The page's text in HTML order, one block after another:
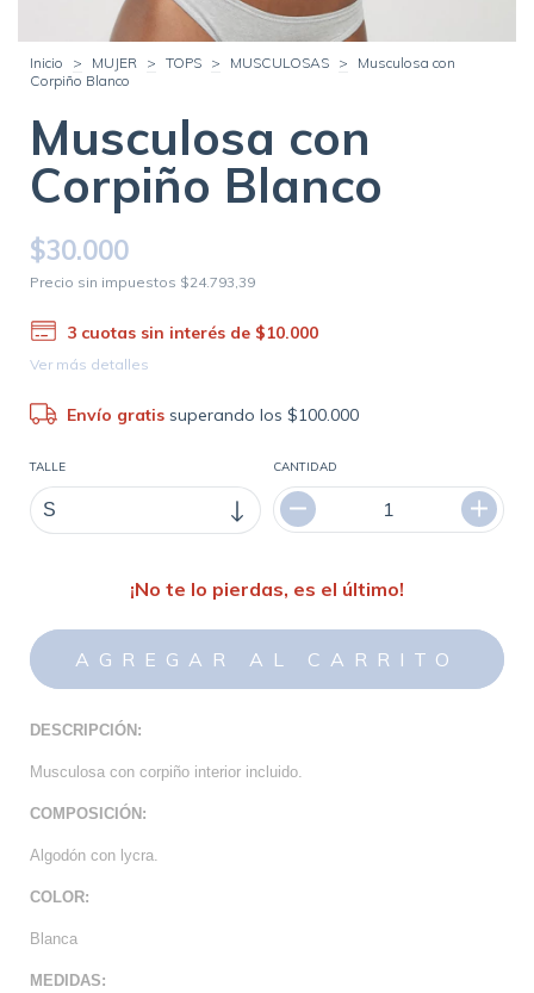
Inicio > MUJER > TOPS > MUSCULOSAS >
Musculosa con
Corpiño Blanco
Musculosa con
Corpiño Blanco
$30.000
Precio sin impuestos $24.793,39
3 cuotas sin interés de $10.000
Ver más detalles
Envío gratissuperando los$100.000
TALLE CANTIDAD
¡No te lo pierdas, es el último!
DESCRIPCIÓN:
Musculosa con corpiño interior incluido.
COMPOSICIÓN:
Algodón con lycra.
COLOR:
Blanca
MEDIDAS: